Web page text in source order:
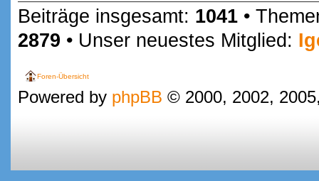
Beiträge insgesamt: 1041 •
2879 • Unser neuestes Mitglied:
Foren-Übersicht
Powered by phpBB © 2000, 2002,